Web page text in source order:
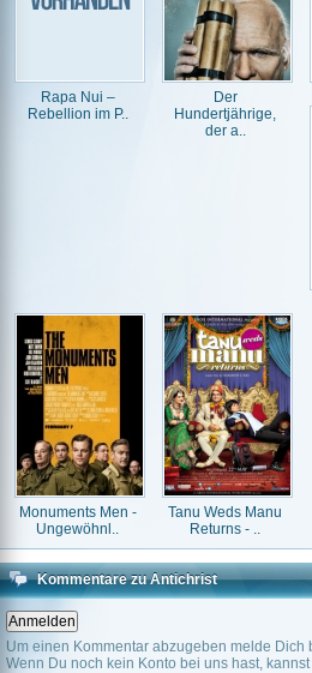
Rapa Nui –
Rebellion im P..
Der
Hundertjährige,
der a..
Monuments Men -
Ungewöhnl..
Tanu Weds Manu
Returns - ..
Kommentare zu Antichrist
Um einen Kommentar abzugeben melde Dich
Wenn Du noch kein Konto bei uns hast,